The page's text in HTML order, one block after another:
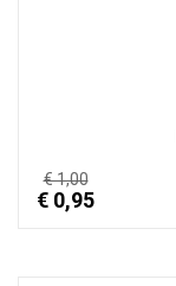
€ 1,00
€ 0,95